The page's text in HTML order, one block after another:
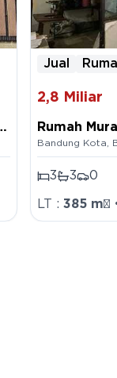
Jual
2,8 Miliar
Rumah
NJOP di
Bandung Kota
3 3 0
LT : 385 m²